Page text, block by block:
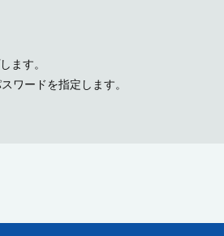
ます。
ワードを指定します。